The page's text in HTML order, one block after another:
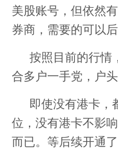
美股账号，但依然
券商，需要的可以后
按照目前的行情
合多户一手党，户
即使没有港卡，
位，没有港卡不影
而已。等后续开通